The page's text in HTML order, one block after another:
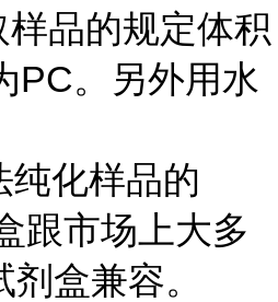
品的规定体积
PC。另外用水
纯化样品的
跟市场上大多
盒兼容。